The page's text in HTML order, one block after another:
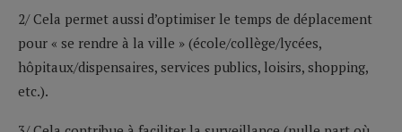
2/ Cela permet aussi d’optimiser le temps de déplacement
pour « se rendre à la ville » (école/collège/lycées,
hôpitaux/dispensaires, services publics, loisirs, shopping,
etc.).